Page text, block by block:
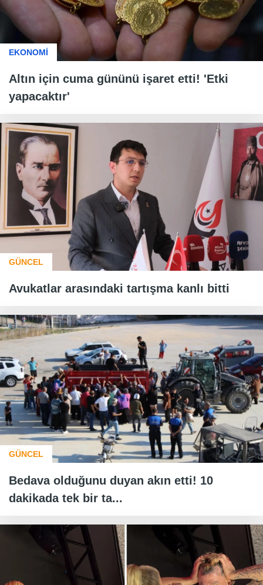
EKONOMİ
Altın için cuma gününü işaret etti! 'Etki
yapacaktır'
GÜNCEL
Avukatlar arasındaki tartışma kanlı bitti
GÜNCEL
Bedava olduğunu duyan akın etti! 10
dakikada tek bir ta...